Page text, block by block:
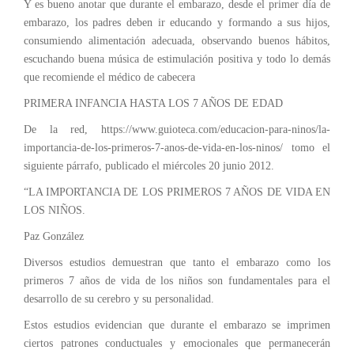
Y es bueno anotar que durante el embarazo, desde el primer día de
embarazo, los padres deben ir educando y formando a sus hijos,
consumiendo alimentación adecuada, observando buenos hábitos,
escuchando buena música de estimulación positiva y todo lo demás
que recomiende el médico de cabecera
PRIMERA INFANCIA HASTA LOS 7 AÑOS DE EDAD
De la red, https://www.guioteca.com/educacion-para-ninos/la-
importancia-de-los-primeros-7-anos-de-vida-en-los-ninos/ tomo el
siguiente párrafo, publicado el miércoles 20 junio 2012.
“LA IMPORTANCIA DE LOS PRIMEROS 7 AÑOS DE VIDA EN
LOS NIÑOS.
Paz González
Diversos estudios demuestran que tanto el embarazo como los
primeros 7 años de vida de los niños son fundamentales para el
desarrollo de su cerebro y su personalidad.
Estos estudios evidencian que durante el embarazo se imprimen
ciertos patrones conductuales y emocionales que permanecerán